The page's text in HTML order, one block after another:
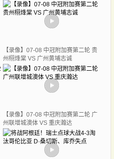
【录像】07-08 中冠附加赛第二轮 贵
州栩烽棠 VS 广州黄埔志诚
【录像】07-08 中冠附加赛第二轮 广
州联增城澳体 VS 重庆瀚达